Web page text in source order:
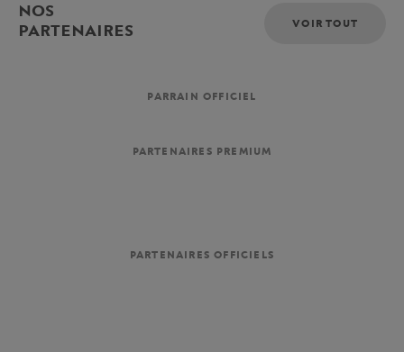
NOS
PARTENAIRES
VOIR TOUT
PARRAIN OFFICIEL
PARTENAIRES PREMIUM
PARTENAIRES OFFICIELS